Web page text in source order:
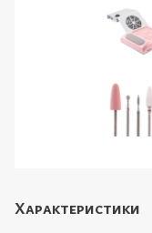
Характеристики